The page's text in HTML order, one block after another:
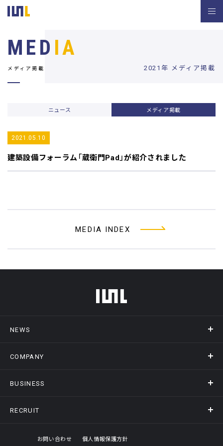
2021年 メディア掲載
MED IA
メディア掲載
ニュース メディア掲載
2021.05.10
建築設備フォーラム 「蔵衛門Pad」が紹介されました
MEDIA INDEX
フッターメニュー
NEWS
ニュース
COMPANY
会社概要
オフィスギャラリー
BUSINESS
事業情報トップ
RECRUIT
採用情報トップ
お問い合わせ 個人情報保護方針